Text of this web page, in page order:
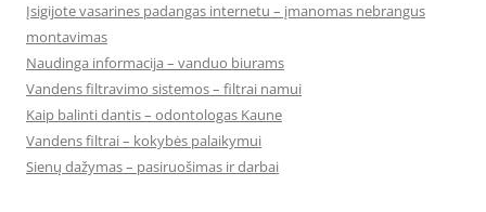
Įsigijote vasarines padangas internetu – įmanomas nebrangus
montavimas
Naudinga informacija – vanduo biurams
Vandens filtravimo sistemos – filtrai namui
Kaip balinti dantis – odontologas Kaune
Vandens filtrai – kokybės palaikymui
Sienų dažymas – pasiruošimas ir darbai